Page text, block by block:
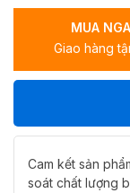
Y-
số
MUA
Giao hàng
Cam kết sản
soát chất lượng